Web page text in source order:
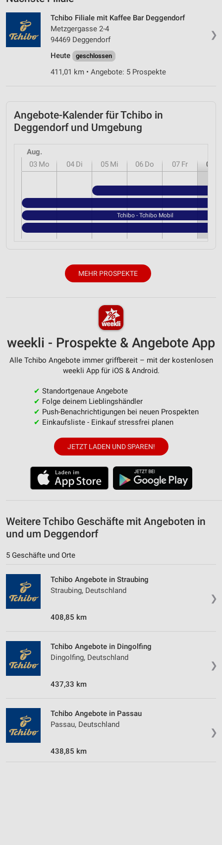
❯
Tchibo Filiale mit Kaffee Bar Deggendorf
Metzgergasse 2-4
94469 Deggendorf
Heute
geschlossen
411,01 km • Angebote: 5 Prospekte
Angebote-Kalender für Tchibo in
Deggendorf und Umgebung
Aug.
03 Mo 04 Di 05 Mi 06 Do 07 Fr 08
Tchibo - Tchibo Mobil
MEHR PROSPEKTE
weekli - Prospekte & Angebote App
Alle Tchibo Angebote immer griffbereit – mit der kostenlosen
weekli App für iOS & Android.
✔ Standortgenaue Angebote
✔ Folge deinem Lieblingshändler
✔ Push-Benachrichtigungen bei neuen Prospekten
✔ Einkaufsliste - Einkauf stressfrei planen
JETZT LADEN UND SPAREN!
Weitere Tchibo Geschäfte mit Angeboten in
und um Deggendorf
5 Geschäfte und Orte
❯
Tchibo Angebote in Straubing
Straubing, Deutschland
408,85 km
❯
Tchibo Angebote in Dingolfing
Dingolfing, Deutschland
437,33 km
❯
Tchibo Angebote in Passau
Passau, Deutschland
438,85 km